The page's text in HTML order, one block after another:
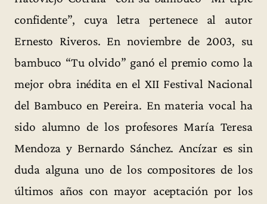
confidente”, cuya letra pertenece al autor
Ernesto Riveros. En noviembre de 2003, su
bambuco “Tu olvido” ganó el premio como la
mejor obra inédita en el XII Festival Nacional
del Bambuco en Pereira. En materia vocal ha
sido alumno de los profesores María Teresa
Mendoza y Bernardo Sánchez. Ancízar es sin
duda alguna uno de los compositores de los
últimos años con mayor aceptación por los